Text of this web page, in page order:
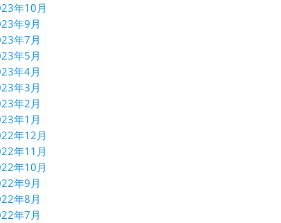
年10月
年9月
年7月
年5月
年4月
年3月
年2月
年1月
年12月
年11月
年10月
年9月
年8月
年7月